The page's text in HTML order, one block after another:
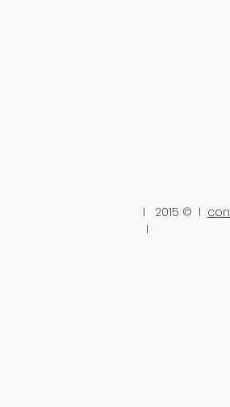
I 2015 © I
I